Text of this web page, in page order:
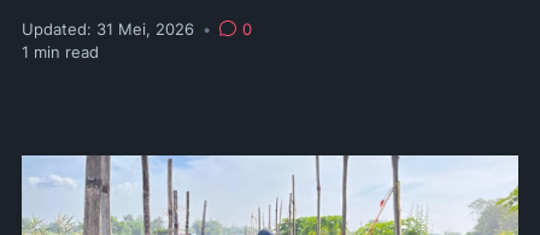
Updated: 31 Mei, 2026 •
0
1 min read